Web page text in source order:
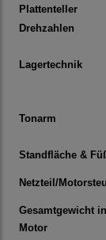
Plattenteller
Drehzahlen
Lagertechnik
Tonarm
Standfläche &
Netzteil/
Gesamtgewicht
Motor